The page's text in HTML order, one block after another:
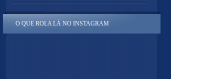
O QUE ROLA LÁ NO INSTAGRAM